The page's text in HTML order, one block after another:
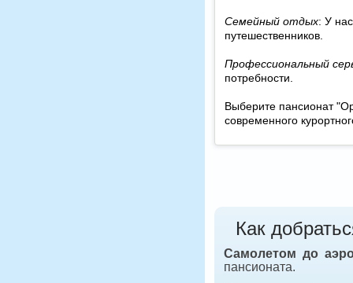
Семейный отдых: У
путешественников.
Профессиональный
потребности.
Выберите пансионат
современного
Как
Самолетом до
пансионата.